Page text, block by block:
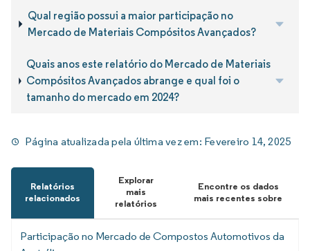
Qual região possui a maior participação no
Mercado de Materiais Compósitos Avançados?
Quais anos este relatório do Mercado de Materiais
Compósitos Avançados abrange e qual foi o
tamanho do mercado em 2024?
Página atualizada pela última vez em: Fevereiro 14, 2025
Relatórios
relacionados
Explorar
mais
relatórios
Encontre os dados
mais recentes sobre
Participação no Mercado de Compostos Automotivos da